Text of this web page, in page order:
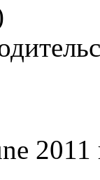
2011